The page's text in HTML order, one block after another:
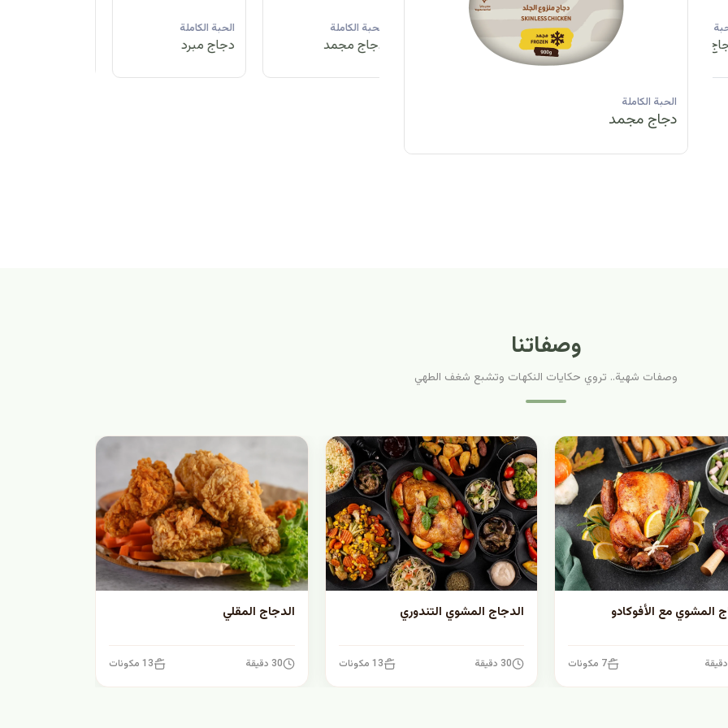
الحبة الكاملة
دجاج مبرد
الحبة الكاملة الحبة الكاملة
دجاج مجمد
الحبة الكاملة
دجاج مبرد
الحبة الكاملة
دجاج مجمد
وصفاتنا
وصفات شهية.. تروي حكايات النكهات وتشبع شغف الطهي
المشوي مع الأفوكادو
7 مكونات
الدجاج المشوي التندوري
30 دقيقة 13 مكونات
الدجاج المقلي
30 دقيقة 13 مكونات